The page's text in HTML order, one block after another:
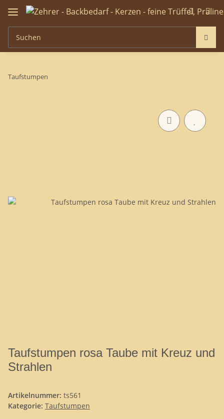
Taufstumpen
Taufstumpen rosa Taube mit Kreuz und
Strahlen
Artikelnummer: ts561
Kategorie: Taufstumpen